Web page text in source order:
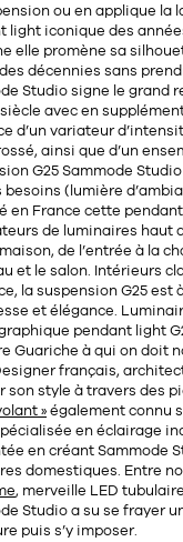
ou en applique la
light iconique des
elle promène sa
décennies sans
Studio signe le grand
siècle avec en
d’unvariateur
, ainsi que d’un
G25 Sammode Studio
besoins (lumière
en France cette
de luminaires haut
de l’entrée à la
et le salon. Intérieurs
la suspension G25 est
et élégance.
pendant light
Guariche à qui on doit
français,
son style à travers des
»également connu
en éclairage
en créant Sammode
domestiques. Entre
, merveille LED
Studio a su se frayer
puis s’y imposer.